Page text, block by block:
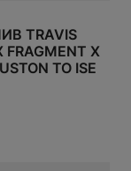
TRAVIS
FRAGMENT X
TO ISE